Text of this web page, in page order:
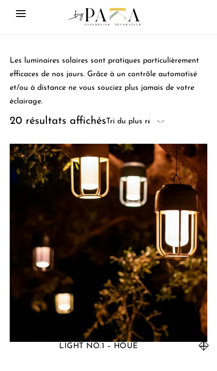
Les luminaires solaires sont pratiques particulièrement
efficaces de nos jours. Grâce à un contrôle automatisé
et/ou à distance ne vous souciez plus jamais de votre
éclairage.
20 résultats affichés
LIGHT NO.1 – HOUE